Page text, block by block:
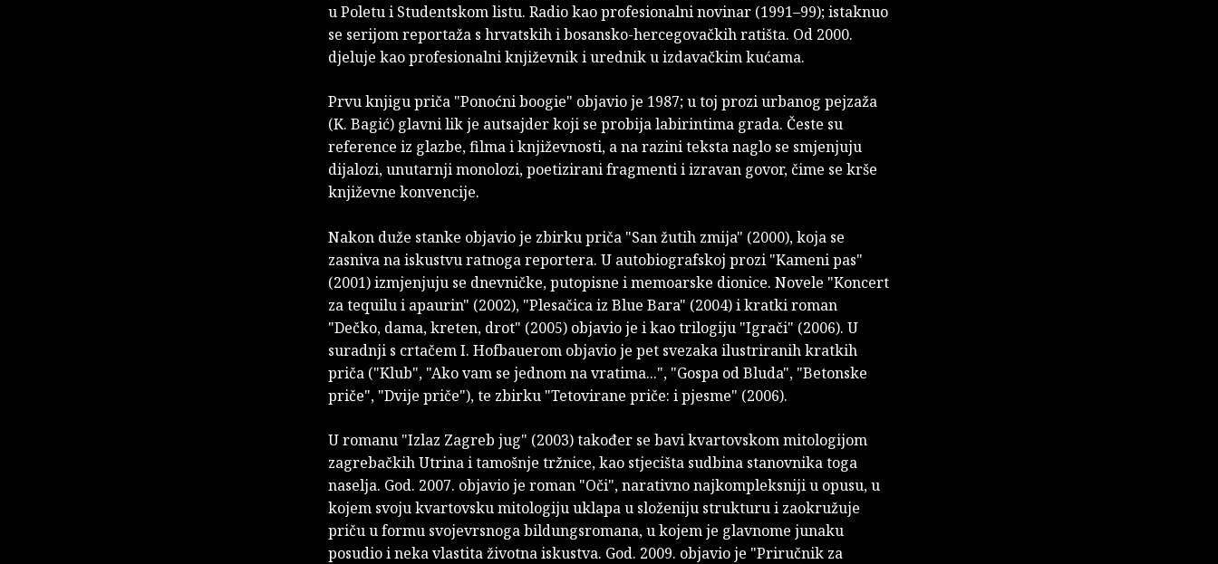
u Poletu i Studentskom listu. Radio kao profesionalni novinar (1991–99); istaknuo
se serijom reportaža s hrvatskih i bosansko-hercegovačkih ratišta. Od 2000.
djeluje kao profesionalni književnik i urednik u izdavačkim kućama.
Prvu knjigu priča "Ponoćni boogie" objavio je 1987; u toj prozi urbanog pejzaža
(K. Bagić) glavni lik je autsajder koji se probija labirintima grada. Česte su
reference iz glazbe, filma i književnosti, a na razini teksta naglo se smjenjuju
dijalozi, unutarnji monolozi, poetizirani fragmenti i izravan govor, čime se krše
književne konvencije.
Nakon duže stanke objavio je zbirku priča "San žutih zmija" (2000), koja se
zasniva na iskustvu ratnoga reportera. U autobiografskoj prozi "Kameni pas"
(2001) izmjenjuju se dnevničke, putopisne i memoarske dionice. Novele "Koncert
za tequilu i apaurin" (2002), "Plesačica iz Blue Bara" (2004) i kratki roman
"Dečko, dama, kreten, drot" (2005) objavio je i kao trilogiju "Igrači" (2006). U
suradnji s crtačem I. Hofbauerom objavio je pet svezaka ilustriranih kratkih
priča ("Klub", "Ako vam se jednom na vratima...", "Gospa od Bluda", "Betonske
priče", "Dvije priče"), te zbirku "Tetovirane priče: i pjesme" (2006).
U romanu "Izlaz Zagreb jug" (2003) također se bavi kvartovskom mitologijom
zagrebačkih Utrina i tamošnje tržnice, kao stjecišta sudbina stanovnika toga
naselja. God. 2007. objavio je roman "Oči", narativno najkompleksniji u opusu, u
kojem svoju kvartovsku mitologiju uklapa u složeniju strukturu i zaokružuje
priču u formu svojevrsnoga bildungsromana, u kojem je glavnome junaku
posudio i neka vlastita životna iskustva. God. 2009. objavio je "Priručnik za